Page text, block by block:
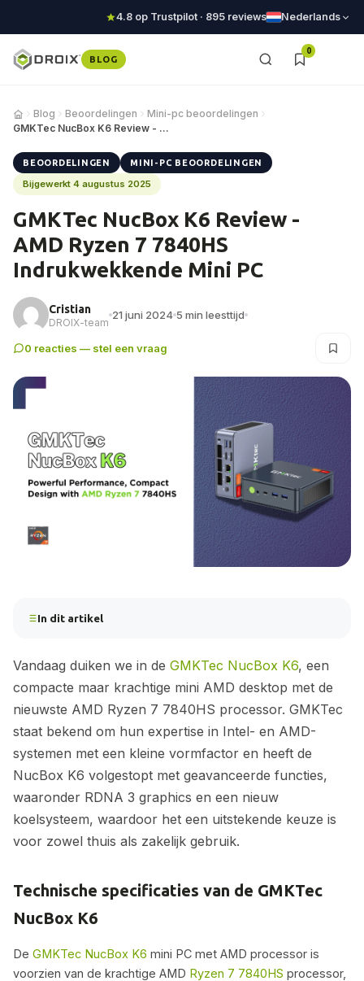
4.8 op Trustpilot · 895 reviews Nederlands
BLOG
0
Blog Beoordelingen
Mini-pc beoordelingen
GMKTec NucBox K6 Review - AMD Ryzen 7 7840HS I…
BEOORDELINGEN MINI-PC BEOORDELINGEN
Bijgewerkt 4 augustus 2025
GMKTec NucBox K6 Review -
AMD Ryzen 7 7840HS
Indrukwekkende Mini PC
Cristian
DROIX-team
21 juni 2024 5 min leesttijd
0 reacties — stel een vraag
In dit artikel
Vandaag duiken we in de GMKTec NucBox K6, een
compacte maar krachtige mini AMD desktop met de
nieuwste AMD Ryzen 7 7840HS processor. GMKTec
staat bekend om hun expertise in Intel- en AMD-
systemen met een kleine vormfactor en heeft de
NucBox K6 volgestopt met geavanceerde functies,
waaronder RDNA 3 graphics en een nieuw
koelsysteem, waardoor het een uitstekende keuze is
voor zowel thuis als zakelijk gebruik.
Technische specificaties van de GMKTec
NucBox K6
De GMKTec NucBox K6 mini PC met AMD processor is
voorzien van de krachtige AMD Ryzen 7 7840HS processor,